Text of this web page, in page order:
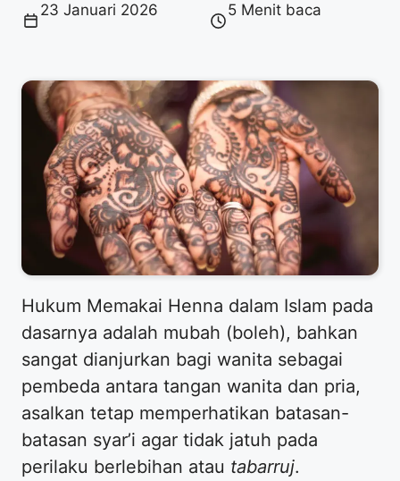
23 Januari 2026 5 Menit baca
​Hukum Memakai Henna dalam Islam pada
dasarnya adalah mubah (boleh), bahkan
sangat dianjurkan bagi wanita sebagai
pembeda antara tangan wanita dan pria,
asalkan tetap memperhatikan batasan-
batasan syar’i agar tidak jatuh pada
perilaku berlebihan atau tabarruj.